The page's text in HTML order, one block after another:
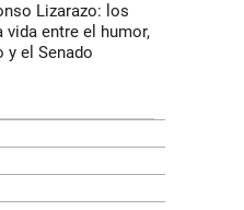
Lizarazo: los
vida entre el humor,
y el Senado